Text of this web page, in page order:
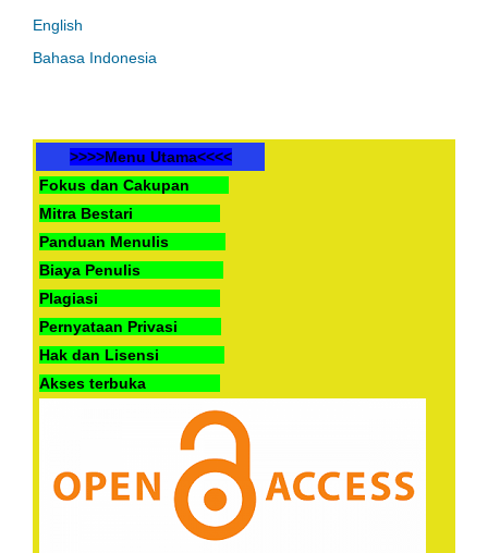
English
Bahasa Indonesia
>>>>Menu Utama<<<<
Fokus dan Cakupan
Mitra Bestari
Panduan Menulis
Biaya Penulis
Plagiasi
Pernyataan Privasi
Hak dan Lisensi
Akses terbuka